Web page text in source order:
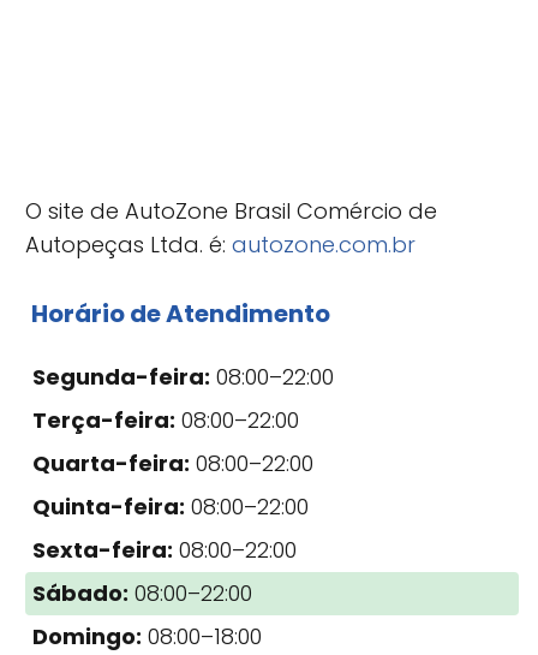
O site de AutoZone Brasil Comércio de
Autopeças Ltda. é: autozone.com.br
Horário de Atendimento
Segunda-feira: 08:00–22:00
Terça-feira: 08:00–22:00
Quarta-feira: 08:00–22:00
Quinta-feira: 08:00–22:00
Sexta-feira: 08:00–22:00
Sábado: 08:00–22:00
Domingo: 08:00–18:00